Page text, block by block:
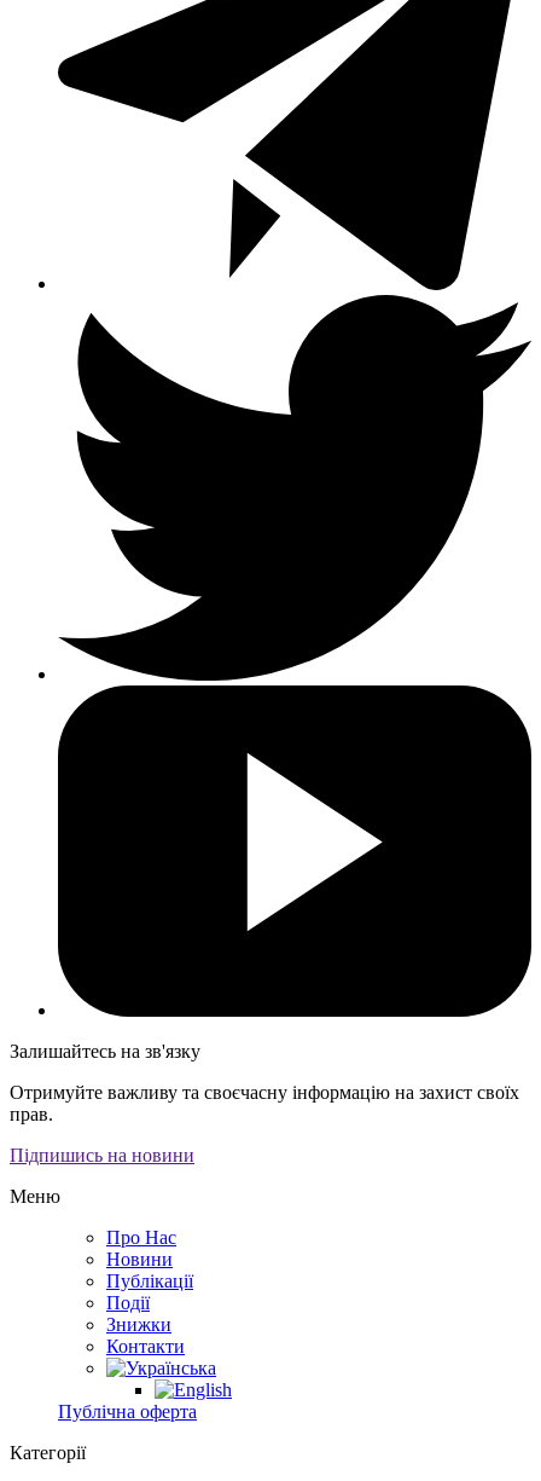
Залишайтесь на зв'язку
Отримуйте важливу та своєчасну інформацію на захист своїх
прав.
Підпишись на новини
Меню
Про Нас
Новини
Публікації
Події
Знижки
Контакти
Публічна оферта
Категорії